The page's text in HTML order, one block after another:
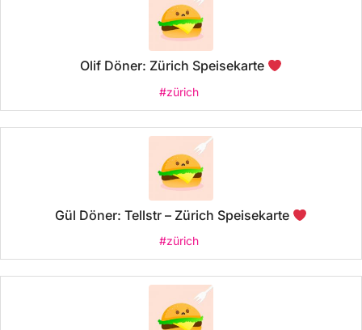
Olif Döner: Zürich Speisekarte
#zürich
Gül Döner: Tellstr – Zürich Speisekarte
#zürich